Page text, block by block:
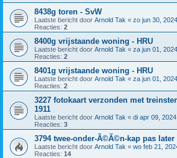
8438g toren - SvW
Laatste bericht door Arnold Tak « zo jun 30,
Reacties: 2
8400g vrijstaande woning - HRU
Laatste bericht door Arnold Tak « za jun 01,
Reacties: 2
8401g vrijstaande woning - HRU
Laatste bericht door Arnold Tak « za jun 01,
Reacties: 2
3227 fotokaart verzonden met
1911
Laatste bericht door Arnold Tak « di apr 09,
Reacties: 3
3794 twee-onder-Ã©Ã©n-kap pas
Laatste bericht door Arnold Tak « wo feb 21,
Reacties: 14